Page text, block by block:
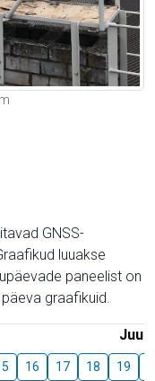
GNSS-
luuakse
paneelist on
graafikuid.
Juuli
16 17 18 19